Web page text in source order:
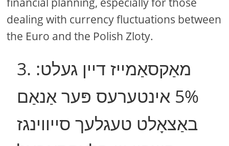
dealing with currency fluctuations between
the Euro and the Polish Zloty.
3. מאַקסאַמייז דיין געלט:
5% אינטערעס פּער אַנאַם
באַצאָלט טעגלעך סייווינגז